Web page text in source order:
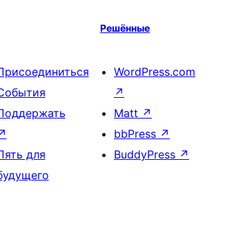
Решённые
для
WordPress.com
↗
Matt ↗
bbPress ↗
BuddyPress ↗